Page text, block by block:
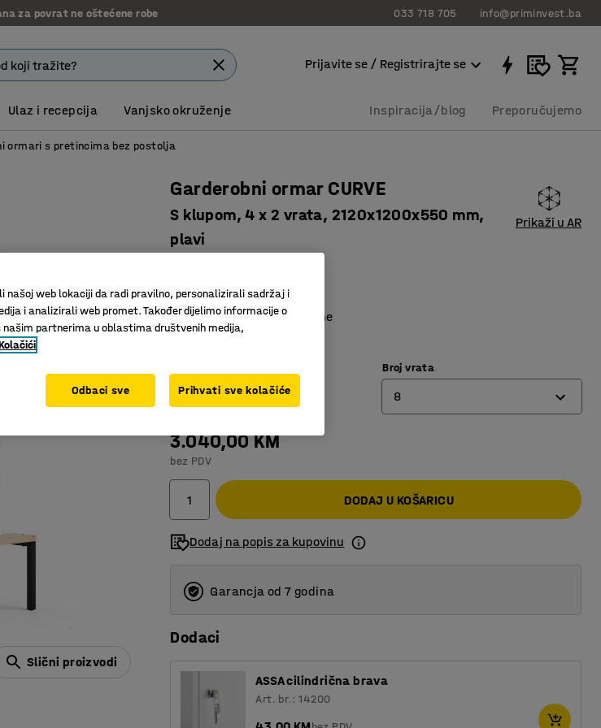
za povrat ne oštećene robe 033 718 705 info@priminvest.ba
Prijavite se / Registrirajte se
Ulaz i recepcija Vanjsko okruženje Inspiracija/blog Preporučujemo
ormari s pretincima bez postolja
Slični proizvodi
Garderobni ormar CURVE
S klupom, 4 x 2 vrata, 2120x1200x550 mm,
plavi
Prikaži u AR
S 2 pretinaca
Držači s unutarnje strane
Zaobljena vrata
Boja vrata:Metalik plava
Broj vrata
8
8
3.040,00 KM
bez PDV
DODAJ U KOŠARICU
Dodaj na popis za kupovinu
Garancja od 7 godina
Dodaci
ASSA cilindrična brava
Art. br.: 14200
našoj web lokaciji da radi pravilno, personalizirali sadržaj i
i analizirali web promet. Također dijelimo informacije o
partnerima u oblastima društvenih medija,
Odbaci sve Prihvati sve kolačiće